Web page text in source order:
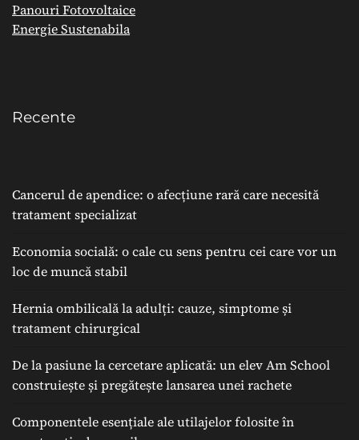
Panouri Fotovoltaice
Energie Sustenabila
Recente
Cancerul de apendice: o afecțiune rară care necesită
tratament specializat
Economia socială: o cale cu sens pentru cei care vor un
loc de muncă stabil
Hernia ombilicală la adulți: cauze, simptome și
tratament chirurgical
De la pasiune la cercetare aplicată: un elev Am School
construiește și pregătește lansarea unei rachete
Componentele esențiale ale utilajelor folosite în